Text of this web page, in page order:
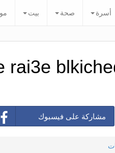
أسرة صحة بيت
rai3e
مشاركة على فيسبوك